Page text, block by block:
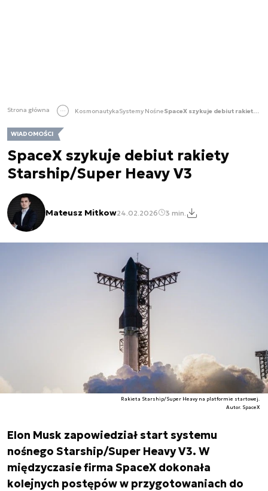
Strona główna KosmonautykaSystemy Nośne SpaceX szykuje debiut rakiety Starship/Super Heavy V3
WIADOMOŚCI
SpaceX szykuje debiut rakiety
Starship/Super Heavy V3
Mateusz Mitkow24.02.2026 3 min.
Rakieta Starship/Super Heavy na platformie startowej.
Autor. SpaceX
Elon Musk zapowiedział start systemu
nośnego Starship/Super Heavy V3. W
międzyczasie firma SpaceX dokonała
kolejnych postępów w przygotowaniach do